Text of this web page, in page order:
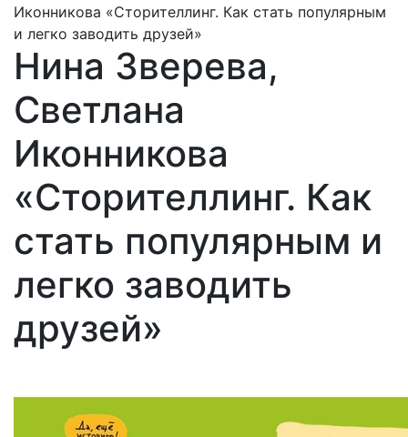
Иконникова «Сторителлинг. Как стать популярным
и легко заводить друзей»
Нина Зверева,
Светлана
Иконникова
«Сторителлинг. Как
стать популярным и
легко заводить
друзей»